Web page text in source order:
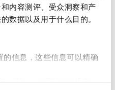
内容测评、受众洞察和产
数据以及用于什么目的。
的信息，这些信息可以精确
（指纹）来识别您的设备
- 18:00
- 18:00